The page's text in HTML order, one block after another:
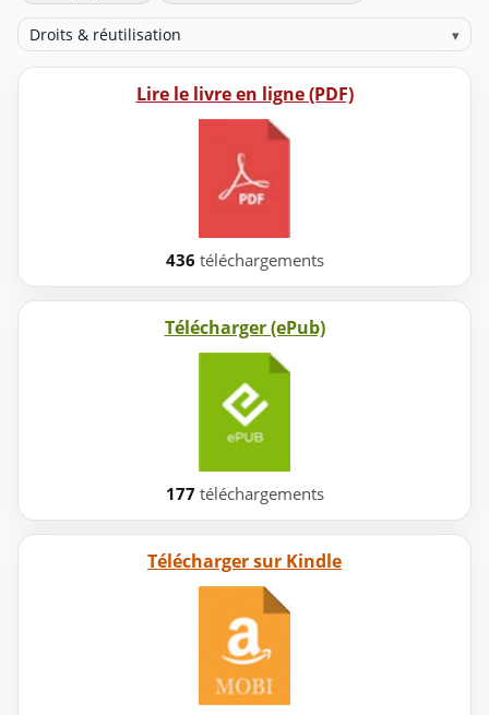
Droits & réutilisation ▾
Lire le livre en ligne (PDF)
436 téléchargements
Télécharger (ePub)
177 téléchargements
Télécharger sur Kindle